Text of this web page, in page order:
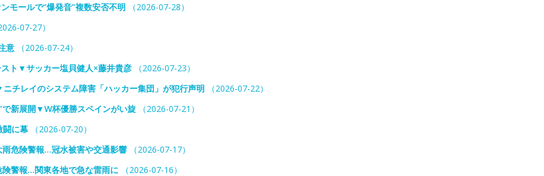
モールで“爆発音”複数安否不明 （2026-07-28）
07-27）
意 （2026-07-24）
ト▼サッカー塩貝健人×藤井貴彦 （2026-07-23）
レイのシステム障害「ハッカー集団」が犯行声明 （2026-07-22）
新展開▼W杯優勝スペインがい旋 （2026-07-21）
に幕 （2026-07-20）
危険警報…冠水被害や交通影響 （2026-07-17）
警報…関東各地で急な雷雨に （2026-07-16）